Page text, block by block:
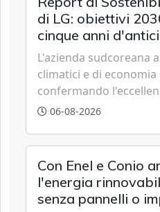
di LG: obiettivi
cinque anni
L'azienda sudcoreana
climatici e di economia
confermando
performance ESG
06-08-2026
Con Enel e Conio
l'energia
senza pannelli o